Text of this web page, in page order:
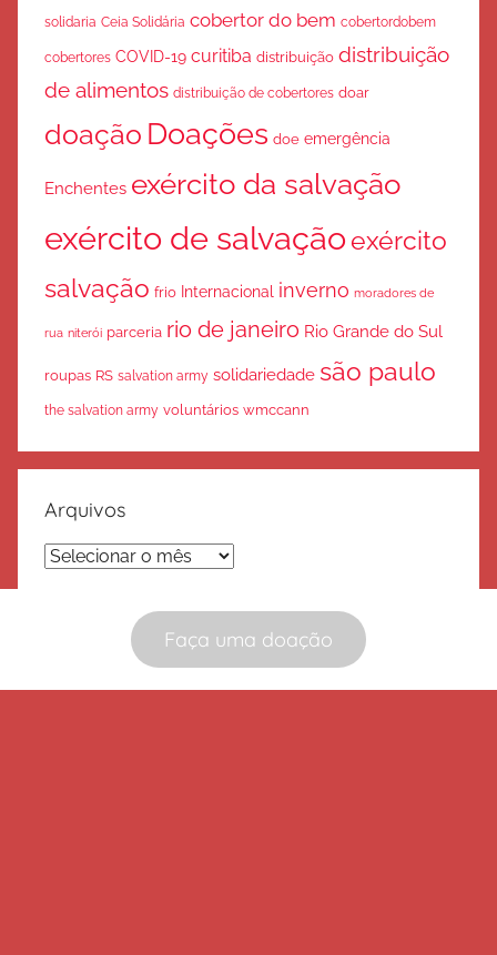
Faça uma doação
solidaria Ceia Solidária cobertor do bem cobertordobem
cobertores COVID-19 curitiba distribuição distribuição
de alimentos distribuição de cobertores doar
doação Doações doe emergência
Enchentes exército da salvação
exército de salvaçãoexército
salvação frio Internacional inverno moradores de
rua niterói parceria rio de janeiro Rio Grande do Sul
roupas RS salvation army solidariedade são paulo
the salvation army voluntários wmccann
Arquivos
Arquivos